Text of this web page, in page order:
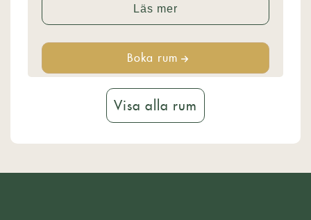
Läs mer
Boka rum
Visa alla rum